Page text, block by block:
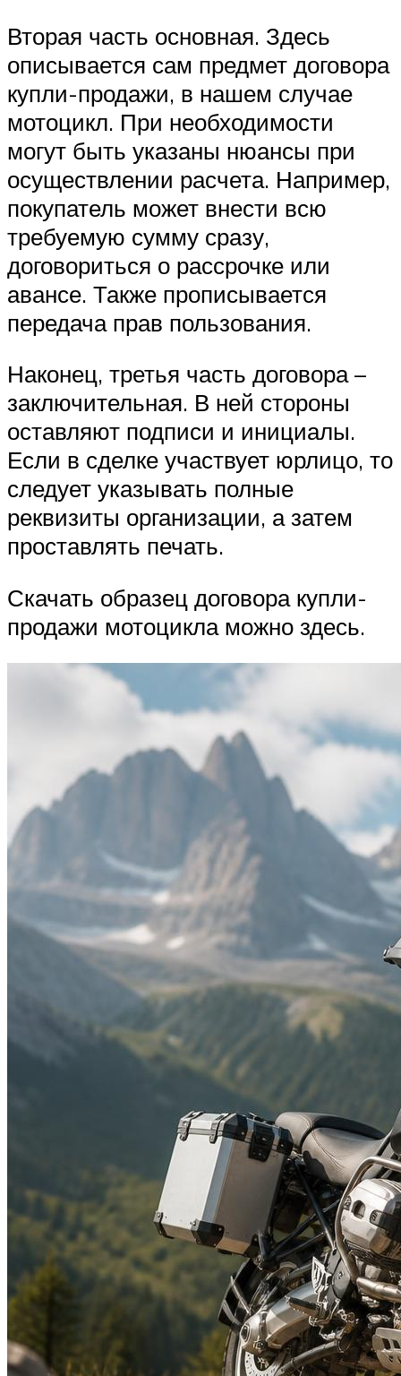
Вторая часть основная. Здесь
описывается сам предмет договора
купли-продажи, в нашем случае
мотоцикл. При необходимости
могут быть указаны нюансы при
осуществлении расчета. Например,
покупатель может внести всю
требуемую сумму сразу,
договориться о рассрочке или
авансе. Также прописывается
передача прав пользования.
Наконец, третья часть договора –
заключительная. В ней стороны
оставляют подписи и инициалы.
Если в сделке участвует юрлицо, то
следует указывать полные
реквизиты организации, а затем
проставлять печать.
Скачать образец договора купли-
продажи мотоцикла можно здесь.